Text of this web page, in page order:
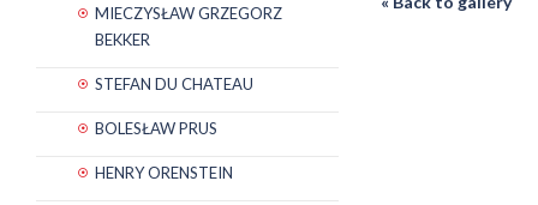
MIECZYSŁAW GRZEGORZ
BEKKER
STEFAN DU CHATEAU
BOLESŁAW PRUS
HENRY ORENSTEIN